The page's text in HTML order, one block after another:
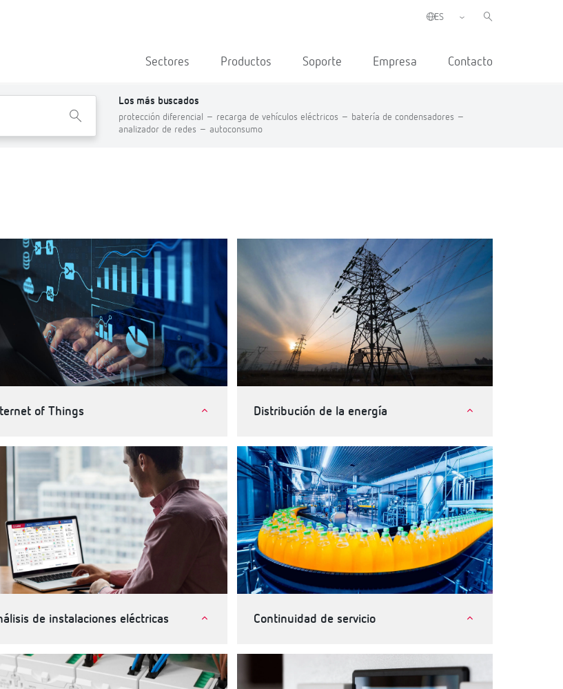
Sectores Productos Soporte Empresa Contacto
X
Los más buscados
protección diferencial – recarga de vehículos eléctricos – batería de condensadores –
analizador de redes – autoconsumo
of Things
of Things (IoT)
Distribución de la energía
Compañías eléctricas
de instalaciones eléctricas Continuidad de servicio
Telecomunicaciones e instalaciones críticas